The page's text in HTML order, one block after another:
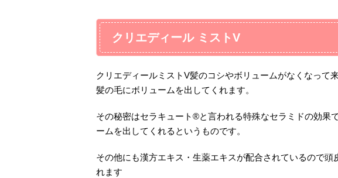
クリエディール ミストV
クリエディールミストV髪のコシやボリュームがなくなって
髪の毛にボリュームを出してくれます。
その秘密はセラキュート®と言われる特殊なセラミドの効果
ームを出してくれるというものです。
その他にも漢方エキス・生薬エキスが配合されているので頭
れます